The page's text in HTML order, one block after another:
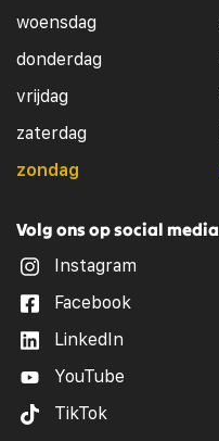
woensdag
donderdag
vrijdag
zaterdag
zondag
Volg ons op social media
Instagram
Facebook
LinkedIn
YouTube
TikTok